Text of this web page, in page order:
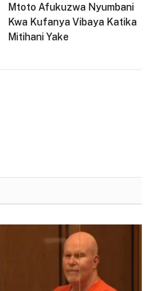
Mtoto Afukuzwa Nyumbani
Kwa Kufanya Vibaya Katika
Mitihani Yake